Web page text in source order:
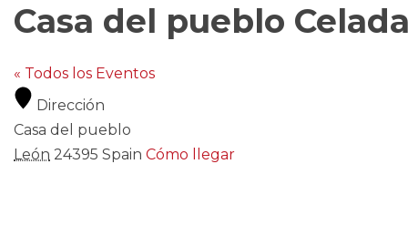
Casa del pueblo
« Todos los Eventos
Dirección
Casa del pueblo
León 24395 Spain Cómo llegar